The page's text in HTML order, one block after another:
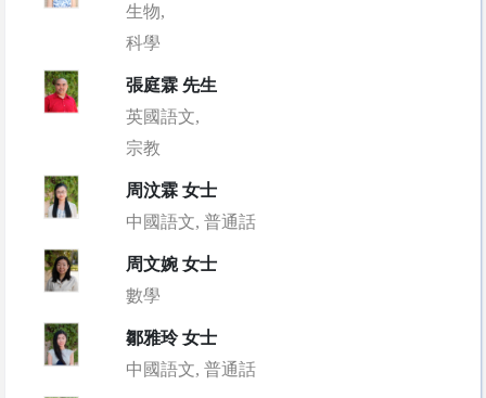
生物,
科學
張庭霖 先生
英國語文,
宗教
周汶霖 女士
中國語文, 普通話
周文婉 女士
數學
鄒雅玲 女士
中國語文, 普通話